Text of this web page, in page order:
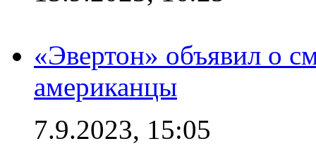
«Эвертон» объявил о
американцы
7.9.2023, 15:05